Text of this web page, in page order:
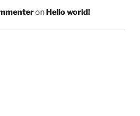
on Hello world!